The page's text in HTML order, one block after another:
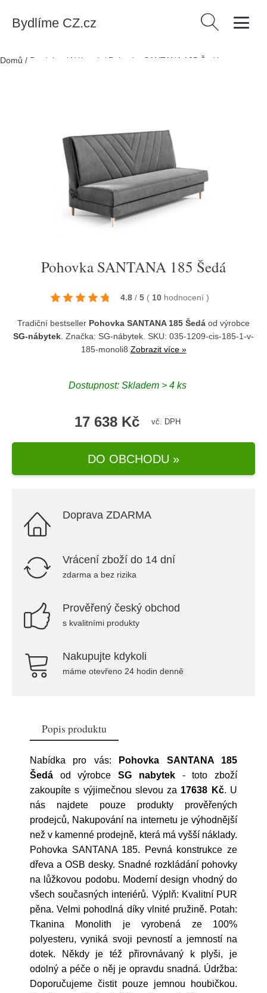
Bydlíme CZ.cz Vyhledávání
Domů / Produkty / Nábytek / Pohovka SANTANA 185 Šedá
Pohovka SANTANA 185 Šedá
4.8 / 5 ( 10 hodnocení )
Tradiční bestseller Pohovka SANTANA 185 Šedá od výrobce
SG-nábytek . Značka: SG-nábytek . SKU: 035-1209-cis-185-1-v-
185-monoli8 Zobrazit více »
Dostupnost: Skladem > 4 ks
17 638 Kč vč. DPH
DO OBCHODU »
Doprava ZDARMA
Vrácení zboží do 14 dní
zdarma a bez rizika
Prověřený český obchod
s kvalitními produkty
Nakupujte kdykoli
máme otevřeno 24 hodin denně
Popis produktu
Nabídka pro vás:
Pohovka SANTANA 185
Šedá od výrobceSG nabytek- toto zboží
zakoupíte s výjimečnou slevou za 17638 Kč. U
nás najdete pouze produkty prověřených
prodejců, Nakupování na internetu je výhodnější
než v kamenné prodejně, která má vyšší náklady.
Pohovka SANTANA 185. Pevná konstrukce ze
dřeva a OSB desky. Snadné rozkládání pohovky
na lůžkovou podobu. Moderní design vhodný do
všech současných interiérů. Výplň: Kvalitní PUR
pěna. Velmi pohodlná díky vlnité pružině. Potah:
Tkanina Monolith je vyrobená ze 100%
polyesteru, vyniká svoji pevností a jemností na
dotek. Někdy je též přirovnávaný k plyši, je
odolný a péče o něj je opravdu snadná. Údržba:
Doporučujeme čistit pouze jemnou houbičkou.